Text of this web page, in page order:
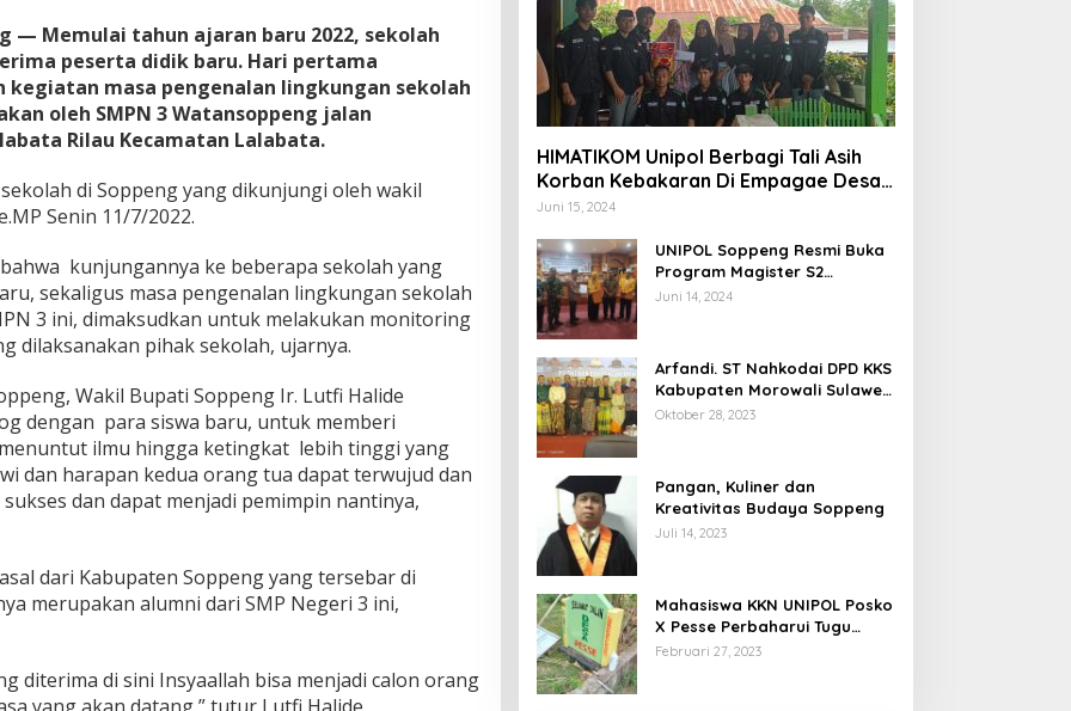
— Memulai tahun ajaran baru 2022, sekolah
peserta didik baru. Hari pertama
kegiatan masa pengenalan lingkungan sekolah
oleh SMPN 3 Watansoppeng jalan
Rilau Kecamatan Lalabata.
di Soppeng yang dikunjungi oleh wakil
Senin 11/7/2022.
kunjungannya ke beberapa sekolah yang
sekaligus masa pengenalan lingkungan sekolah
3 ini, dimaksudkan untuk melakukan monitoring
dilaksanakan pihak sekolah, ujarnya.
Wakil Bupati Soppeng Ir. Lutfi Halide
dengan para siswa baru, untuk memberi
ilmu hingga ketingkat lebih tinggi yang
dan harapan kedua orang tua dapat terwujud dan
dan dapat menjadi pemimpin nantinya,
dari Kabupaten Soppeng yang tersebar di
merupakan alumni dari SMP Negeri 3 ini,
diterima di sini Insyaallah bisa menjadi calon orang
HIMATIKOM Unipol Berbagi Tali Asih
Korban Kebakaran Di Empagae Desa
Kessing
Juni 15, 2024
UNIPOL Soppeng Resmi Buka
Program Magister S2
Manajemen
Juni 14, 2024
Arfandi. ST Nahkodai DPD KKS
Kabupaten Morowali Sulawesi
Tengah 2023 – 2028
Oktober 28, 2023
Pangan, Kuliner dan
Kreativitas Budaya Soppeng
Juli 14, 2023
Mahasiswa KKN UNIPOL Posko
X Pesse Perbaharui Tugu
Batas Desa
Februari 27, 2023